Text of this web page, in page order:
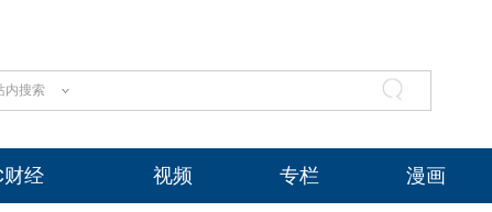
内搜索
财经 视频 专栏 漫画